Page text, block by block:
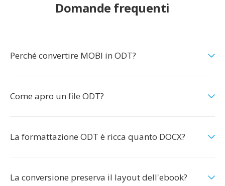
Domande frequenti
Perché convertire MOBI in ODT?
Come apro un file ODT?
La formattazione ODT è ricca quanto DOCX?
La conversione preserva il layout dell'ebook?